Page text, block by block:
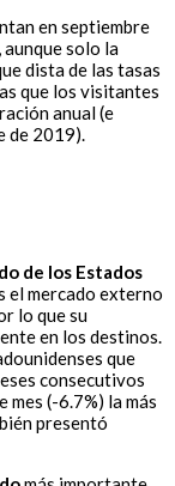
en septiembre
aunque solo la
dista de las tasas
que los visitantes
anual (e
de 2019).
de los Estados
el mercado externo
lo que su
en los destinos.
que
consecutivos
mes (-6.7%) la más
presentó